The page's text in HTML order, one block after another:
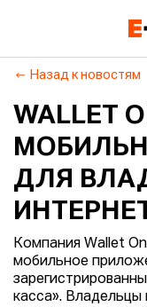
Назад к новостям
WALLET
ДЛЯ
Компания Wallet
мобильное
касса». Владельцы